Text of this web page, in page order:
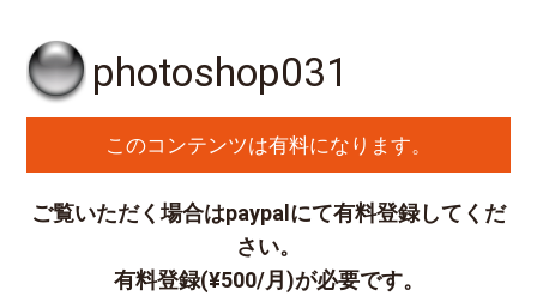
photoshop031
このコンテンツは有料になります。
ご覧いただく場合はpaypalにて有料登録してくだ
さい。
有料登録(¥500/月)が必要です。